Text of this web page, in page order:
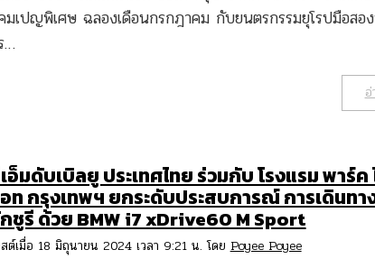
มเปญพิเศษ ฉลองเดือนกรกฎาคม กับยนตรกรรมยุโรปมือสอ
…
อ่
อ็มดับเบิลยู ประเทศไทย ร่วมกับ โรงแรม พาร์ค
ท กรุงเทพฯ ยกระดับประสบการณ์ การเดินทา
ชูรี ด้วย BMW i7 xDrive60 M Sport
ต์เมื่อ 18 มิถุนายน 2024 เวลา 9:21 น. โดยPoyee Poyee